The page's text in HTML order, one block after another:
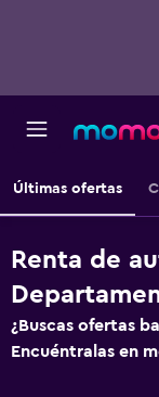
Últimas ofertas
Renta de
¿Buscas ofertas
Encuéntralas en